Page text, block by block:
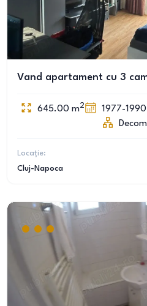
Vand apartament cu 3
645.00 m2 1977-1990
Locație:
Cluj-Napoca